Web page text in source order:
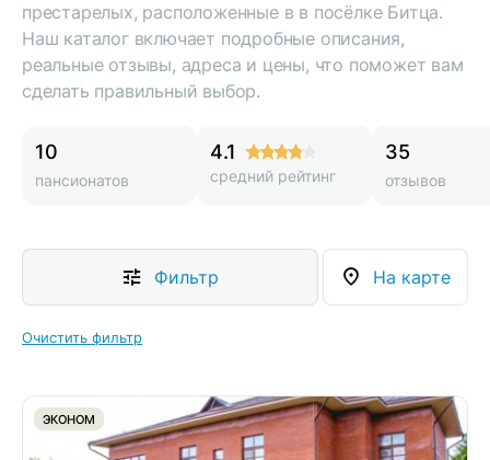
престарелых, расположенные в в посёлке Битца.
Наш каталог включает подробные описания,
реальные отзывы, адреса и цены, что поможет вам
сделать правильный выбор.
10
пансионатов
4.1
средний рейтинг
35
отзывов
Фильтр На карте
Очистить фильтр
ЭКОНОМ